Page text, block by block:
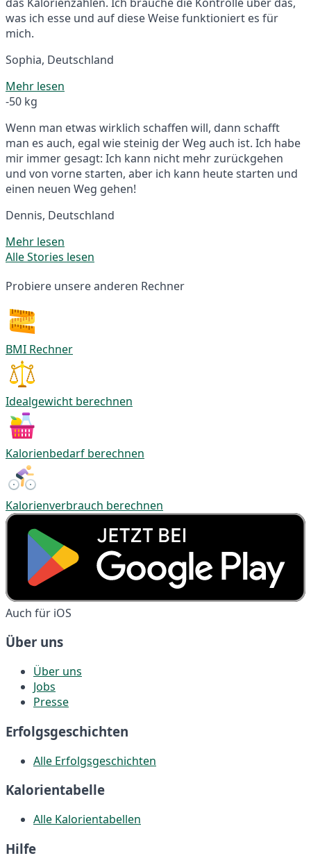
was ich esse und auf diese Weise funktioniert es für
mich.
Sophia, Deutschland
Mehr lesen
-50 kg
Wenn man etwas wirklich schaffen will, dann schafft
man es auch, egal wie steinig der Weg auch ist. Ich habe
mir immer gesagt: Ich kann nicht mehr zurückgehen
und von vorne starten, aber ich kann heute starten und
einen neuen Weg gehen!
Dennis, Deutschland
Mehr lesen
Alle Stories lesen
Probiere unsere anderen Rechner
BMI Rechner
Idealgewicht berechnen
Kalorienbedarf berechnen
Kalorienverbrauch berechnen
Auch für iOS
Über uns
Über uns
Jobs
Presse
Erfolgsgeschichten
Alle Erfolgsgeschichten
Kalorientabelle
Alle Kalorientabellen
Hilfe